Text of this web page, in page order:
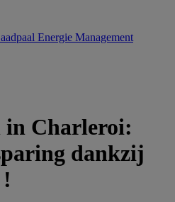
Energie Management
in Charleroi:
dankzij